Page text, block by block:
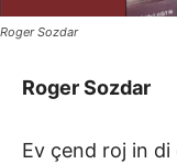
Roger Sozdar
Roger Sozdar
Ev çend roj in